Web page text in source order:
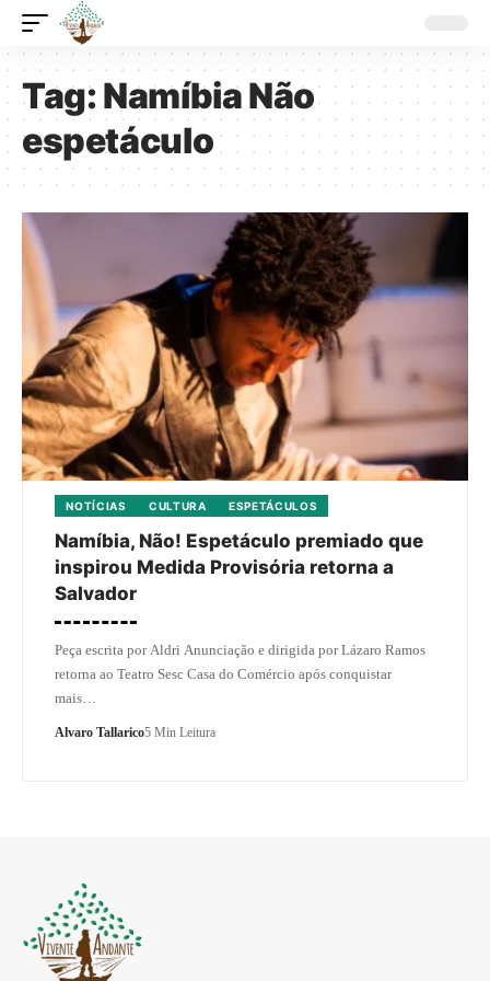
Tag:Namíbia Não
espetáculo
NOTÍCIAS CULTURA ESPETÁCULOS
Namíbia, Não! Espetáculo premiado que
inspirou Medida Provisória retorna a
Salvador
Peça escrita por Aldri Anunciação e dirigida por Lázaro Ramos
retorna ao Teatro Sesc Casa do Comércio após conquistar
mais…
Alvaro Tallarico5 Min Leitura